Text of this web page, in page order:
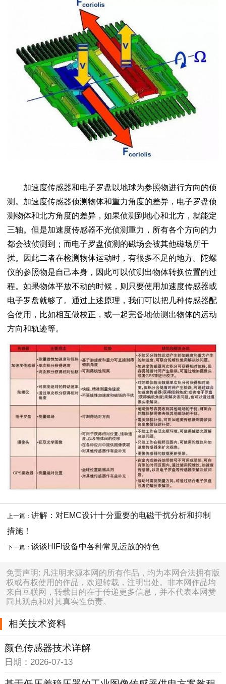
加速度传感器和电子罗盘以地球为参照物进行方向的侦
测。加速度传感器侦测物体和重力角度的差异，电子罗盘侦
测物体和北方角度的差异，如果侦测到地心和北方，就能定
三轴。但是加速度传感器不光侦测重力，所有各个方向的力
都会被侦测到；而电子罗盘侦测的磁场会被其他磁场所干
扰。因此二者在检测物体运动时，有很多不足的地方。陀螺
仪的参照物是自己本身，因此可以侦测出物体转换位置的过
程。如果物体平放不动的时候，则只要使用加速度传感器或
电子罗盘就够了。通过上述原理，我们可以把几种传感器配
合使用，比如相互做校正，或一起完备地侦测出物体的运动
方向和轨迹等。
上一篇：讲解：对EMC设计十分重要的电磁干扰分析和抑制
措施！
下一篇：谈谈HIFI设备中各种常见运放的特色
免责声明: 凡注明来源本网的所有作品，均为本网合法拥有版
权或有权使用的作品，欢迎转载，注明出处。非本网作品均
来自互联网，转载目的在于传递更多信息，并不代表本网赞
同其观点和对其真实性负责。
相关技术资料
颜色传感器技术详解
日期：2026-07-13